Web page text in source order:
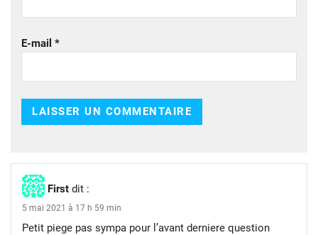
E-mail *
First dit :
5 mai 2021 à 17 h 59 min
Petit piege pas sympa pour l’avant derniere question